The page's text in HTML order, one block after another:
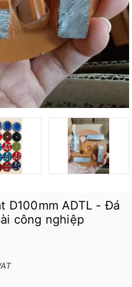
D100mm ADTL - Đá
công nghiệp